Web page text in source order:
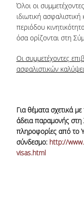
Όλοι οι
ιδιωτική
περιόδου
όσα ορίζονται στη
Οι συμμετέχοντες
ασφαλιστικών
Για θέματα σχετικά
άδεια παραμονής
πληροφορίες από το
σύνδεσμο: http://
visas.html